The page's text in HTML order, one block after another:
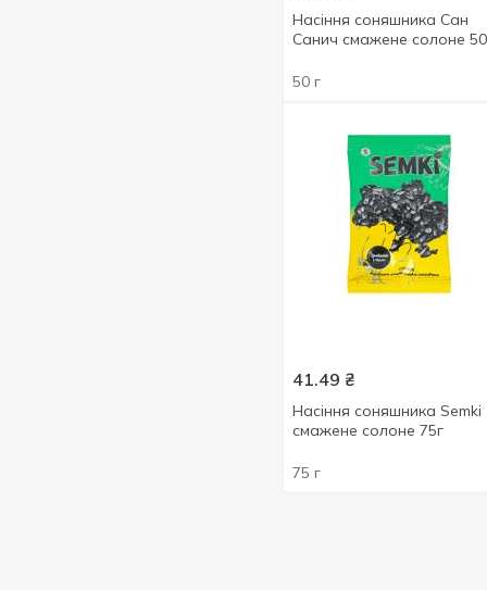
Насіння соняшника Сан
Санич смажене солоне
50 г
41.49 ₴
Насіння соняшника Semki
смажене солоне 75г
75 г